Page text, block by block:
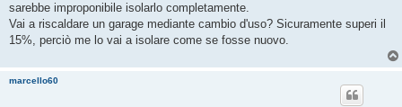
sarebbe improponibile isolarlo completamente.
Vai a riscaldare un garage mediante cambio d'uso? Sicuramente superi il
15%, perciò me lo vai a isolare come se fosse nuovo.
marcello60